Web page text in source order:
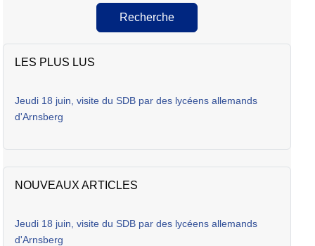
Recherche
LES PLUS LUS
Jeudi 18 juin, visite du SDB par des lycéens allemands
d'Arnsberg
NOUVEAUX ARTICLES
Jeudi 18 juin, visite du SDB par des lycéens allemands
d'Arnsberg